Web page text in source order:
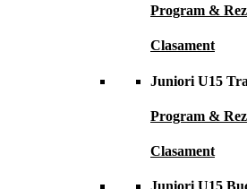
Program &
Clasament
Juniori U15
Program &
Clasament